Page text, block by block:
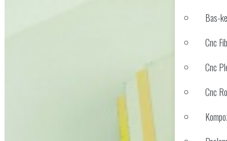
Bas-
Cnc
Cnc
Cnc